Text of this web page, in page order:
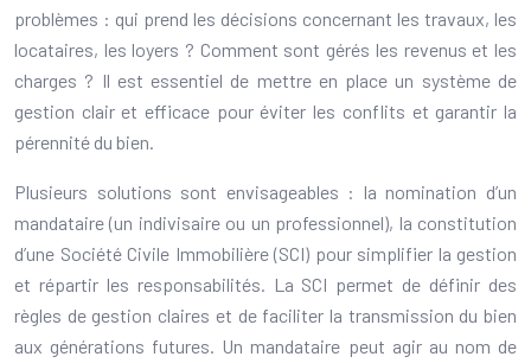
problèmes : qui prend les décisions concernant les travaux, les
locataires, les loyers ? Comment sont gérés les revenus et les
charges ? Il est essentiel de mettre en place un système de
gestion clair et efficace pour éviter les conflits et garantir la
pérennité du bien.
Plusieurs solutions sont envisageables : la nomination d’un
mandataire (un indivisaire ou un professionnel), la constitution
d’une Société Civile Immobilière (SCI) pour simplifier la gestion
et répartir les responsabilités. La SCI permet de définir des
règles de gestion claires et de faciliter la transmission du bien
aux générations futures. Un mandataire peut agir au nom de